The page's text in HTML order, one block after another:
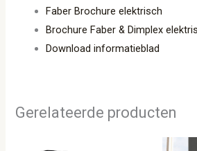
Faber Brochure elektrisch
Brochure Faber & Dimplex
Download informatieblad
Gerelateerde producten